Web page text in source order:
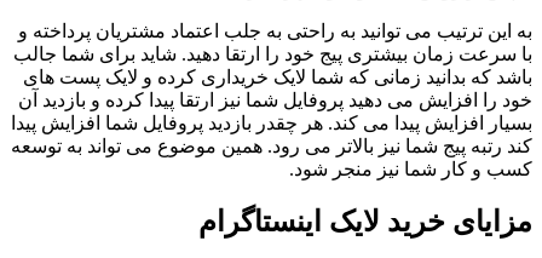
به این ترتیب می‌ توانید به راحتی به جلب اعتماد مشتریان پرداخته و
با سرعت زمان بیشتری پیج خود را ارتقا دهید. شاید برای شما جالب
باشد که بدانید زمانی که شما لایک خریداری کرده و لایک پست‌ های
خود را افزایش می‌ دهید پروفایل شما نیز ارتقا پیدا کرده و بازدید آن
بسیار افزایش پیدا می‌ کند. هر چقدر بازدید پروفایل شما افزایش پیدا
کند رتبه پیج شما نیز بالاتر می رود. همین موضوع می‌ تواند به توسعه
کسب و کار شما نیز منجر شود.
مزایای خرید لایک اینستاگرام